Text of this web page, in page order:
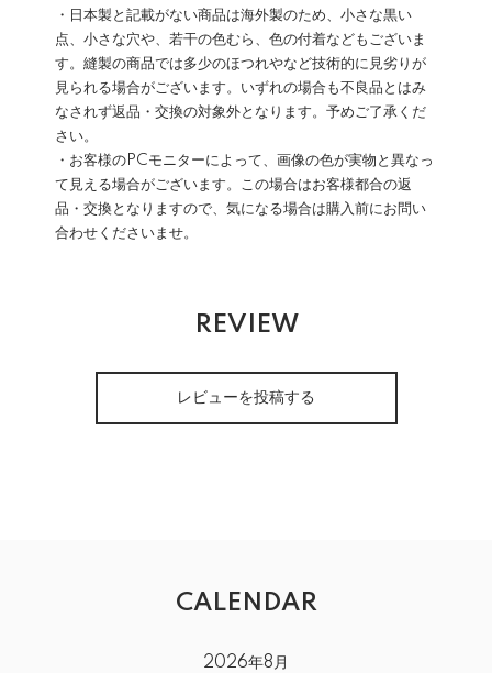
・日本製と記載がない商品は海外製のため、小さな黒い
点、小さな穴や、若干の色むら、色の付着などもございま
す。縫製の商品では多少のほつれやなど技術的に見劣りが
見られる場合がございます。いずれの場合も不良品とはみ
なされず返品・交換の対象外となります。予めご了承くだ
さい。
・お客様のPCモニターによって、画像の色が実物と異なっ
て見える場合がございます。この場合はお客様都合の返
品・交換となりますので、気になる場合は購入前にお問い
合わせくださいませ。
REVIEW
レビューを投稿する
CALENDAR
2026年8月